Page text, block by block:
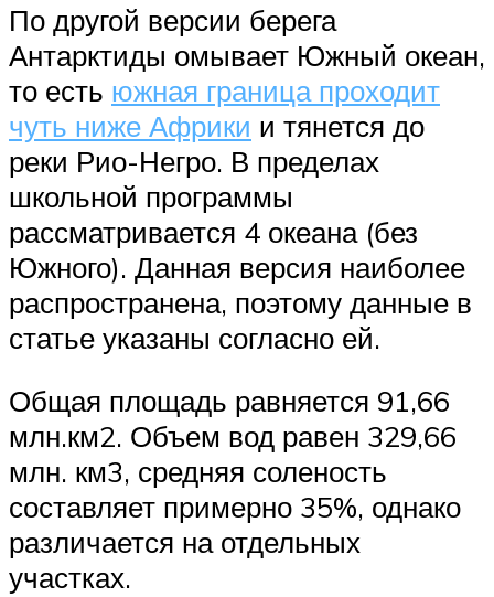
По другой версии берега
Антарктиды омывает Южный океан,
то есть южная граница проходит
чуть ниже Африки и тянется до
реки Рио-Негро. В пределах
школьной программы
рассматривается 4 океана (без
Южного). Данная версия наиболее
распространена, поэтому данные в
статье указаны согласно ей.
Общая площадь равняется 91,66
млн.км2. Объем вод равен 329,66
млн. км3, средняя соленость
составляет примерно 35%, однако
различается на отдельных
участках.